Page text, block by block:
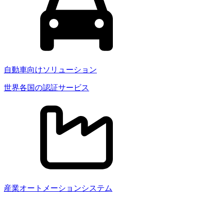
自動車向けソリューション
世界各国の認証サービス
産業オートメーションシステム